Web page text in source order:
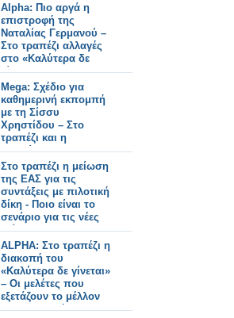
Alpha: Πιο αργά η
επιστροφή της
Ναταλίας Γερμανού –
Στο τραπέζι αλλαγές
στο «Καλύτερα δε
γίνεται»
Mega: Σχέδιο για
καθημερινή εκπομπή
με τη Σίσσυ
Χρηστίδου – Στο
τραπέζι και η
μετακίνηση της
Αναστασίας Γιάμαλη
Στο τραπέζι η μείωση
της ΕΑΣ για τις
συντάξεις με πιλοτική
δίκη - Ποιο είναι το
σενάριο για τις νέες
κλίμακες.
ALPHA: Στο τραπέζι η
διακοπή του
«Καλύτερα δε γίνεται»
– Οι μελέτες που
εξετάζουν το μέλλον
της εκπομπής